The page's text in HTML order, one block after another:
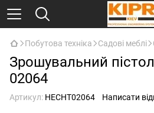
Побутова техніка Садові меблі
Зрошувальний
02064
Артикул: HECHT02064 Написати